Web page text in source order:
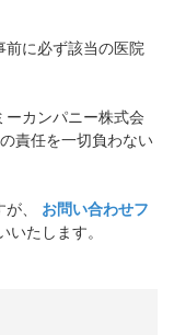
前に必ず該当の医院
ーカンパニー株式会
責任を一切負わない
、
お問い合わせフ
たします。